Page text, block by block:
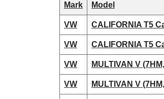
Mark Model
VW CALIFORNIA T5
VW CALIFORNIA T5
VW MULTIVAN V
VW MULTIVAN V